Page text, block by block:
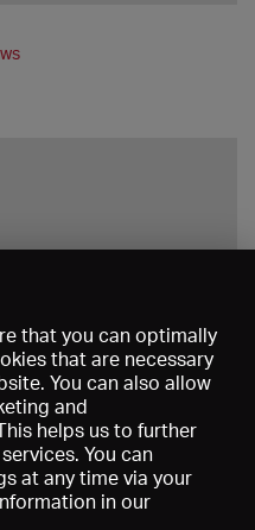
that you can optimally
that are necessary
You can also allow
and
helps us to further
You can
at any time via your
in our